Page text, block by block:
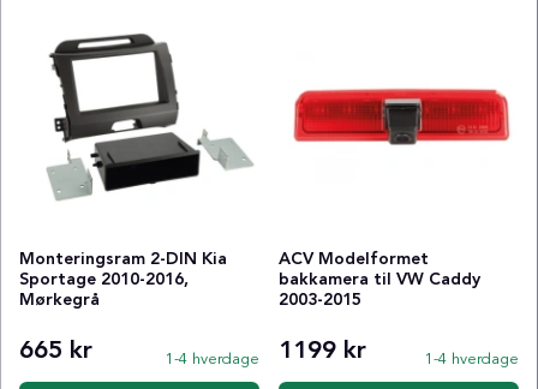
Monteringsram 2-DIN Kia
Sportage 2010-2016,
Mørkegrå
665 kr 1-4 hverdage
ACV Modelformet
bakkamera til VW Caddy
2003-2015
1199 kr 1-4 hverdage